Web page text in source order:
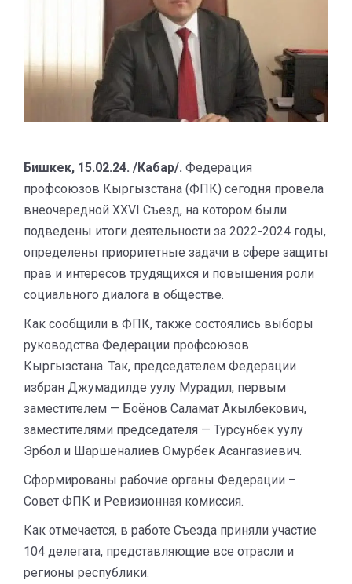
Бишкек, 15.02.24. /Кабар/. Федерация
профсоюзов Кыргызстана (ФПК) сегодня провела
внеочередной XXVI Съезд, на котором были
подведены итоги деятельности за 2022-2024 годы,
определены приоритетные задачи в сфере защиты
прав и интересов трудящихся и повышения роли
социального диалога в обществе.
Как сообщили в ФПК, также состоялись выборы
руководства Федерации профсоюзов
Кыргызстана. Так, председателем Федерации
избран Джумадилде уулу Мурадил, первым
заместителем — Боёнов Саламат Акылбекович,
заместителями председателя — Турсунбек уулу
Эрбол и Шаршеналиев Омурбек Асангазиевич.
Сформированы рабочие органы Федерации –
Совет ФПК и Ревизионная комиссия.
Как отмечается, в работе Съезда приняли участие
104 делегата, представляющие все отрасли и
регионы республики.